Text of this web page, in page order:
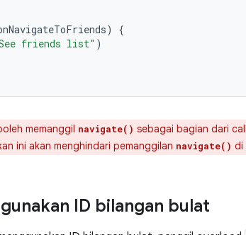
)
{
friends list" )
memanggil navigate() sebagai bagian dari
ini akan menghindari pemanggilan navigate() di
ID bilangan bulat